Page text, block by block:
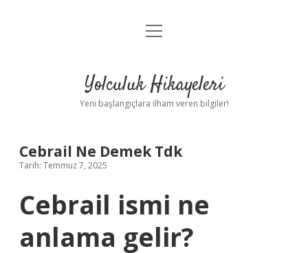
Anasayfa
Yasal Uyarı
menüyü
Yolculuk Hikayeleri
Yeni başlangıçlara ilham veren bilgiler!
Cebrail Ne Demek Tdk
Tarih: Temmuz 7, 2025
Cebrail ismi ne
anlama gelir?